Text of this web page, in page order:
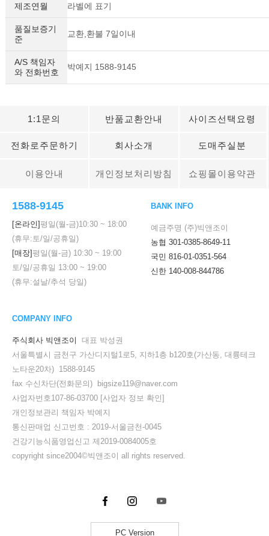
제조연월 라벨에 표기
품질보증기
준
교환,환불 7일이내
A/S 책임자
와 전화번호
박예지 1588-9145
1:1문의 반품교환안내 사이즈선택요령
전화로주문하기 회사소개 도매주실분
이용안내 개인정보처리방침 쇼핑몰이용약관
1588-9145
[온라인]평일(월-금)10:30 ~ 18:00
(휴무:토/일/공휴일)
[매장]평일(월-금) 10:30 ~ 19:00
토/일/공휴일 13:00 ~ 19:00
(휴무:설날/추석 당일)
BANK INFO
예금주명 (주)빅앤조이
농협 301-0385-8649-11
국민 816-01-0351-564
신한 140-008-844786
COMPANY INFO
주식회사 빅앤조이
대표 박성권
서울특별시 금천구 가산디지털1로5, 지하1층 b120호(가산동, 대륭테크
노타운20차) 1588-9145
fax 수신차단(전화문의) bigsize119@naver.com
사업자번호107-86-03700 [사업자 정보 확인]
개인정보관리 책임자 박예지
통신판매업 신고번호 : 2019-서울금천-0045
건강기능식품영업신고 제2019-0084005호
copyright since2004©빅앤조이 all rights reserved.
PC Version